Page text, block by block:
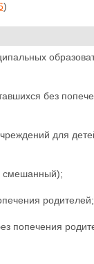
)
без
для
смешанный);
родителей;
попечения